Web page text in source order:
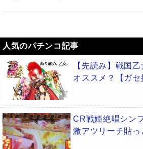
人気のパチンコ記事
【先読み】戦国
オススメ？【ガセ
CR戦姫絶唱シン
激アツリーチ貼っ